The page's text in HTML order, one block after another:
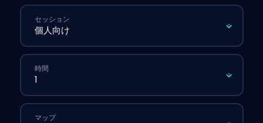
セッション
時間
マップ